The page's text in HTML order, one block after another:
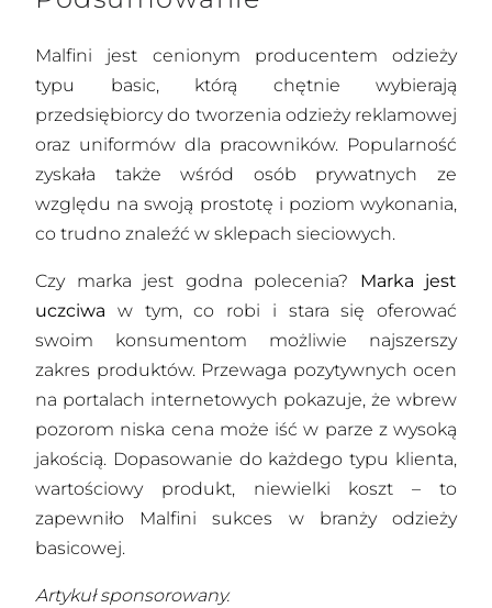
Malfini jest cenionym producentem odzieży
typu basic, którą chętnie wybierają
przedsiębiorcy do tworzenia odzieży reklamowej
oraz uniformów dla pracowników. Popularność
zyskała także wśród osób prywatnych ze
względu na swoją prostotę i poziom wykonania,
co trudno znaleźć w sklepach sieciowych.
Czy marka jest godna polecenia? Marka jest
uczciwa w tym, co robi i stara się oferować
swoim konsumentom możliwie najszerszy
zakres produktów. Przewaga pozytywnych ocen
na portalach internetowych pokazuje, że wbrew
pozorom niska cena może iść w parze z wysoką
jakością. Dopasowanie do każdego typu klienta,
wartościowy produkt, niewielki koszt – to
zapewniło Malfini sukces w branży odzieży
basicowej.
Artykuł sponsorowany.